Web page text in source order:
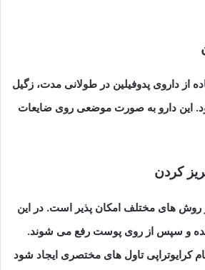
از داروی پدوفیلین در طولانی مدت، زگیل
این دارو به صورت موضعی روی ضایعات
کردن
از روش های مختلف امکان پذیر است. در این
و سپس از روی پوست رفع می شوند.
تاول های مختصری ایجاد شود